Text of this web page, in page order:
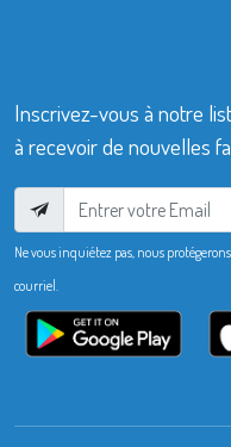
Inscrivez-vous à notre
à recevoir de nouvelles
Ne vous inquiétez pas, nous
courriel.